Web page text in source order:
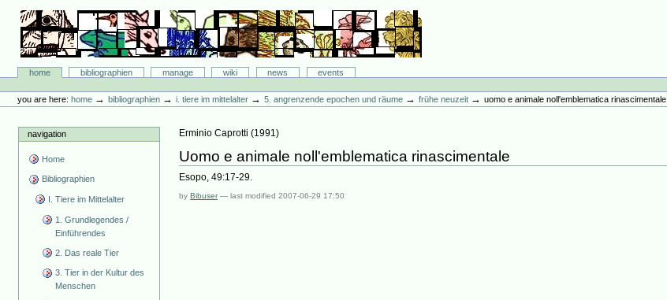
content.
navigation
Bibliographie-Portal
Sectionshome bibliographien manage wiki news
events
tools
you are here: home →bibliographien →i. tiere im mittelalter →5. angrenzende epochen und räume →frühe neuzeit →uomo e animale noll'emblematica rinascimentale
navigation
Home
Bibliographien
I. Tiere im Mittelalter
1. Grundlegendes /
Einführendes
2. Das reale Tier
3. Tier in der Kultur des
Menschen
Erminio Caprotti (1991)
Uomo e animale noll'emblematica rinascimentale
Esopo, 49:17-29.
byBibuser —last modified2007-06-29 17:50